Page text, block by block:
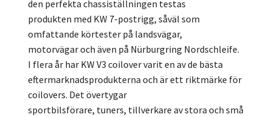
den perfekta chassiställningen testas
produkten med KW 7-postrigg, såväl som
omfattande körtester på landsvägar,
motorvägar och även på Nürburgring Nordschleife.
I flera år har KW V3 coilover varit en av de bästa
eftermarknadsprodukterna och är ett riktmärke för
coilovers. Det övertygar
sportbilsförare, tuners, tillverkare av stora och små